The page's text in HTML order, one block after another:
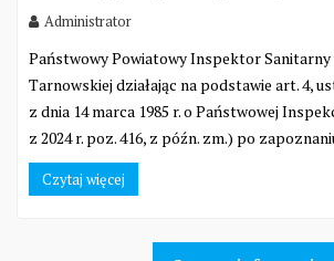
Administrator
Państwowy Powiatowy Inspektor Sanitarny
Tarnowskiej działając na podstawie art. 4,
z dnia 14 marca 1985 r. o Państwowej
z 2024 r. poz. 416, z późn. zm.) po
Czytaj więcej